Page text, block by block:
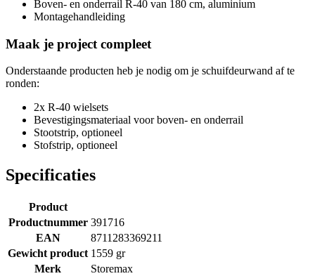
Boven- en onderrail R-40 van 180 cm, aluminium
Montagehandleiding
Maak je project compleet
Onderstaande producten heb je nodig om je schuifdeurwand af te
ronden:
2x R-40 wielsets
Bevestigingsmateriaal voor boven- en onderrail
Stootstrip, optioneel
Stofstrip, optioneel
Specificaties
Product
Productnummer 391716
EAN
8711283369211
Gewicht product 1559 gr
Merk
Storemax